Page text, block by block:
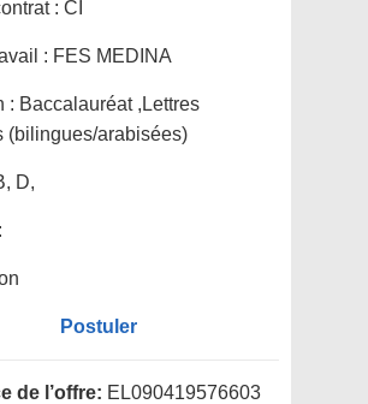
: CI
: FES MEDINA
: Baccalauréat ,Lettres
(bilingues/arabisées)
D,
Postuler
de l’offre: EL090419576603